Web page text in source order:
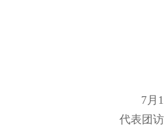
7月
代表团